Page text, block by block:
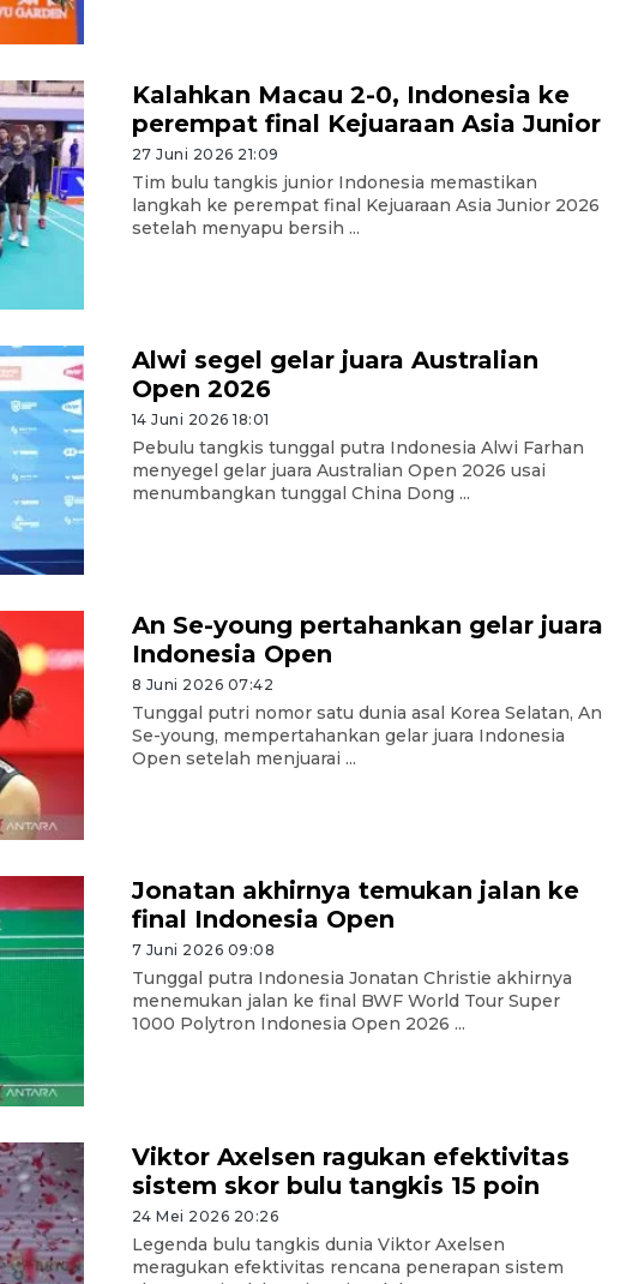
Kalahkan Macau 2-0, Indonesia ke
perempat final Kejuaraan Asia Junior
27 Juni 2026 21:09
Tim bulu tangkis junior Indonesia memastikan
langkah ke perempat final Kejuaraan Asia Junior 2026
setelah menyapu bersih ...
Alwi segel gelar juara Australian
Open 2026
14 Juni 2026 18:01
Pebulu tangkis tunggal putra Indonesia Alwi Farhan
menyegel gelar juara Australian Open 2026 usai
menumbangkan tunggal China Dong ...
An Se-young pertahankan gelar juara
Indonesia Open
8 Juni 2026 07:42
Tunggal putri nomor satu dunia asal Korea Selatan, An
Se-young, mempertahankan gelar juara Indonesia
Open setelah menjuarai ...
Jonatan akhirnya temukan jalan ke
final Indonesia Open
7 Juni 2026 09:08
Tunggal putra Indonesia Jonatan Christie akhirnya
menemukan jalan ke final BWF World Tour Super
1000 Polytron Indonesia Open 2026 ...
Viktor Axelsen ragukan efektivitas
sistem skor bulu tangkis 15 poin
24 Mei 2026 20:26
Legenda bulu tangkis dunia Viktor Axelsen
meragukan efektivitas rencana penerapan sistem